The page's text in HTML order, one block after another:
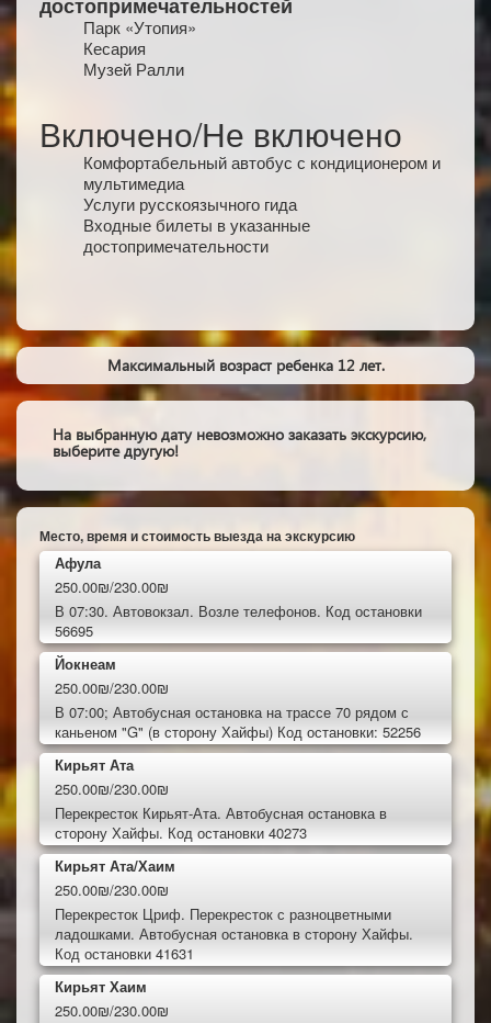
Парк «Утопия»
Кесария
Музей Ралли
Включено/Не включено
Комфортабельный автобус с кондиционером и
мультимедиа
Услуги русскоязычного гида
Входные билеты в указанные
достопримечательности
Максимальный возраст ребенка 12 лет.
На выбранную дату невозможно заказать экскурсию,
выберите другую!
Место, время и стоимость выезда на экскурсию
Афула
250.00₪/230.00₪
В 07:30. Автовокзал. Возле телефонов. Код остановки
56695
Йокнеам
250.00₪/230.00₪
В 07:00; Автобусная остановка на трассе 70 рядом с
каньеном "G" (в сторону Хайфы) Код остановки: 52256
Кирьят Ата
250.00₪/230.00₪
Перекресток Кирьят-Ата. Автобусная остановка в
сторону Хайфы. Код остановки 40273
Кирьят Ата/Хаим
250.00₪/230.00₪
Перекресток Цриф. Перекресток с разноцветными
ладошками. Автобусная остановка в сторону Хайфы.
Код остановки 41631
Кирьят Хаим
250.00₪/230.00₪